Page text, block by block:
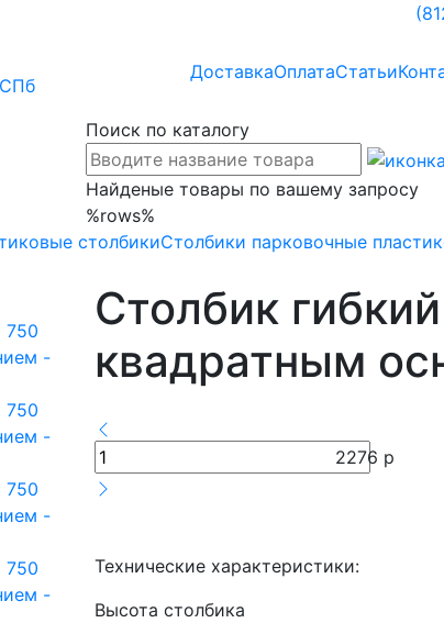
ДоставкаОплатаСтатьи
Поиск по каталогу
Найденые товары по вашему запросу
%rows%
столбикиСтолбики парковочные
Столбик
квадратным
2276 р
Технические характеристики:
Высота столбика